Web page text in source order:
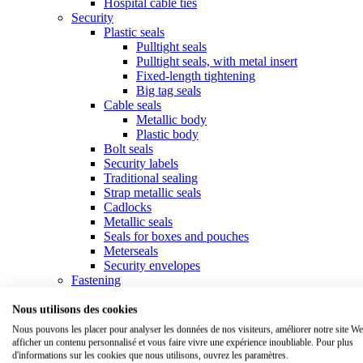
Security
Plastic seals
Pulltight seals
Pulltight seals, with metal insert
Fixed-length tightening
Big tag seals
Cable seals
Metallic body
Plastic body
Bolt seals
Security labels
Traditional sealing
Strap metallic seals
Cadlocks
Metallic seals
Seals for boxes and pouches
Meterseals
Security envelopes
Fastening
Standard collars
Specific collars
Marker ties
Tools for ties
Nous utilisons des cookies
Nous pouvons les placer pour analyser les données de nos visiteurs, améliorer notre site
afficher un contenu personnalisé et vous faire vivre une expérience inoubliable. Pour plus
d'informations sur les cookies que nous utilisons, ouvrez les paramètres.